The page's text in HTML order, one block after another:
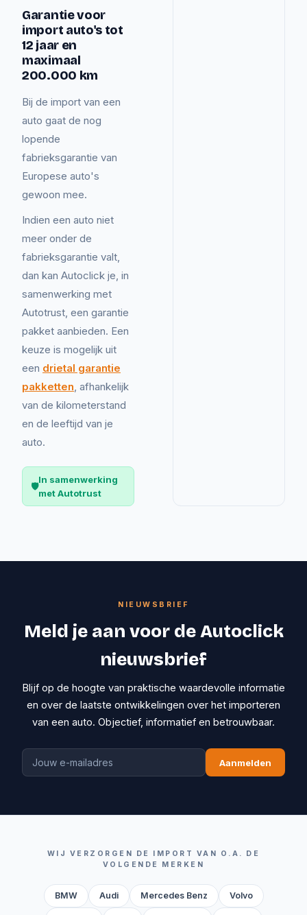
Garantie voor
import auto's tot
12 jaar en
maximaal
200.000 km
Bij de import van een
auto gaat de nog
lopende
fabrieksgarantie van
Europese auto's
gewoon mee.
Indien een auto niet
meer onder de
fabrieksgarantie valt,
dan kan Autoclick je, in
samenwerking met
Autotrust, een garantie
pakket aanbieden. Een
keuze is mogelijk uit
een drietal garantie
pakketten, afhankelijk
van de kilometerstand
en de leeftijd van je
auto.
🛡️
In samenwerking
met Autotrust
NIEUWSBRIEF
Meld je aan voor de Autoclick
nieuwsbrief
Blijf op de hoogte van praktische waardevolle informatie
en over de laatste ontwikkelingen over het importeren
van een auto. Objectief, informatief en betrouwbaar.
Aanmelden
WIJ VERZORGEN DE IMPORT VAN O.A. DE
VOLGENDE MERKEN
BMW Audi Mercedes Benz Volvo